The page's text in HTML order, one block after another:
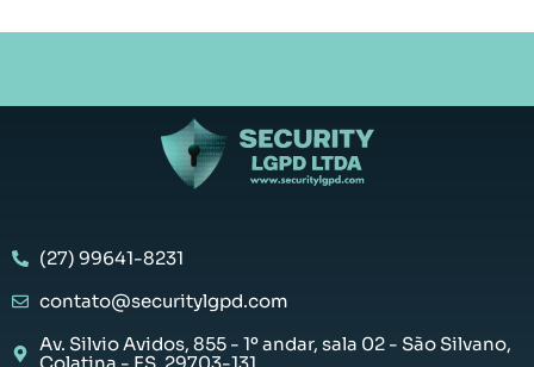
(27) 99641-8231
contato@securitylgpd.com
Av. Silvio Avidos, 855 - 1º andar, sala 02 - São Silvano,